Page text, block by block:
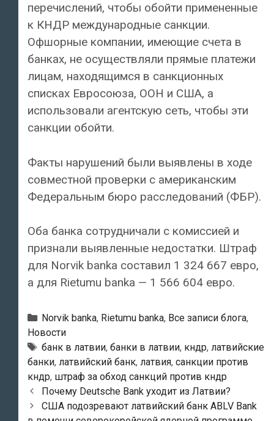
перечислений, чтобы обойти примененные
к КНДР международные санкции.
Офшорные компании, имеющие счета в
банках, не осуществляли прямые платежи
лицам, находящимся в санкционных
списках Евросоюза, ООН и США, а
использовали агентскую сеть, чтобы эти
санкции обойти.
Факты нарушений были выявлены в ходе
совместной проверки с американским
Федеральным бюро расследований (ФБР).
Оба банка сотрудничали с комиссией и
признали выявленные недостатки. Штраф
для Norvik banka составил 1 324 667 евро,
а для Rietumu banka — 1 566 604 евро.
Рубрики
Norvik banka, Rietumu banka, Все записи блога,
Новости
Тэги
банк в латвии, банки в латвии, кндр, латвийские
банки, латвийский банк, латвия, санкции против
кндр, штраф за обход санкций против кндр
Навигация
по
Почему Deutsche Bank уходит из Латвии?
США подозревают латвийский банк ABLV Bank